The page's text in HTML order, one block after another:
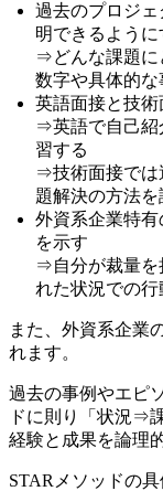
過去のプロジ
明できるように
⇒どんな課題に
数字や具体的
英語面接と技
⇒英語で自己紹
習する
⇒技術面接では
題解決の方法
外資系企業特
を示す
⇒自分が裁量を
れた状況での
また、外資系企業
れます。
過去の事例やエピ
ドに則り
「状況⇒
経験と成果を論理
STARメソッドの具